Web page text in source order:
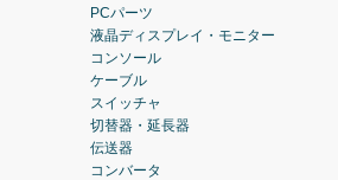
PCパーツ
液晶ディスプレイ・モニター
コンソール
ケーブル
スイッチャ
切替器・延長器
伝送器
コンバータ